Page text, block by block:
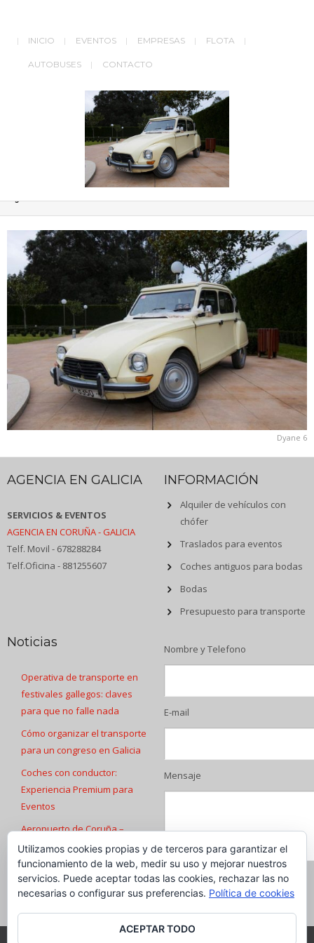
INICIO EVENTOS EMPRESAS FLOTA
AUTOBUSES CONTACTO
Dyane 6
AGENCIA EN GALICIA
SERVICIOS & EVENTOS
AGENCIA EN CORUÑA - GALICIA
Telf. Movil - 678288284
Telf.Oficina - 881255607
INFORMACIÓN
Alquiler de vehículos con
chófer
Traslados para eventos
Coches antiguos para bodas
Bodas
Presupuesto para transporte
Noticias
Operativa de transporte en
festivales gallegos: claves
para que no falle nada
Cómo organizar el transporte
para un congreso en Galicia
Coches con conductor:
Experiencia Premium para
Eventos
Aeropuerto de Coruña –
Transfers
Transfers Aeropuerto de
Santiago de Compostela
Nombre y Telefono
E-mail
Mensaje
Utilizamos cookies propias y de terceros para garantizar el
funcionamiento de la web, medir su uso y mejorar nuestros
servicios. Puede aceptar todas las cookies, rechazar las no
necesarias o configurar sus preferencias. Política de cookies
ACEPTAR TODO